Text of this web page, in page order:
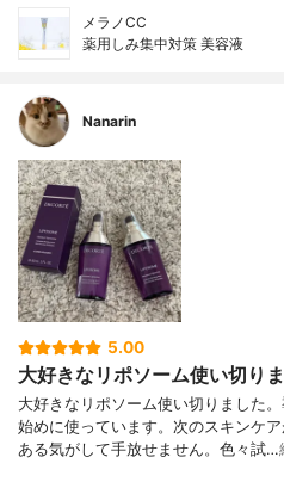
メラノCC
薬用しみ集中対策 美容液
Nanarin
5.00
大好きなリポソーム使い切り
大好きなリポソーム使い切りました
始めに使っています。次のスキンケ
ある気がして手放せません。色々試…